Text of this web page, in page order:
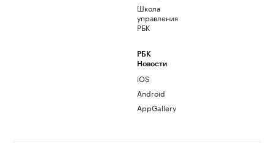
Школа
управления
РБК
РБК
Новости
iOS
Android
AppGallery